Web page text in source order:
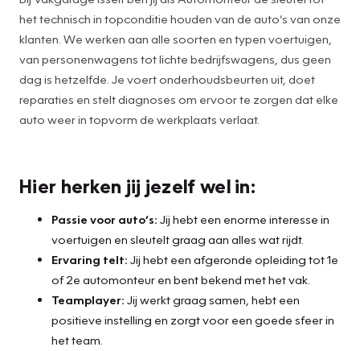
het technisch in topconditie houden van de auto’s van onze
klanten. We werken aan alle soorten en typen voertuigen,
van personenwagens tot lichte bedrijfswagens, dus geen
dag is hetzelfde. Je voert onderhoudsbeurten uit, doet
reparaties en stelt diagnoses om ervoor te zorgen dat elke
auto weer in topvorm de werkplaats verlaat.
Hier herken jij jezelf wel in:
Passie voor auto’s: Jij hebt een enorme interesse in
voertuigen en sleutelt graag aan alles wat rijdt.
Ervaring telt: Jij hebt een afgeronde opleiding tot 1e
of 2e automonteur en bent bekend met het vak.
Teamplayer: Jij werkt graag samen, hebt een
positieve instelling en zorgt voor een goede sfeer in
het team.